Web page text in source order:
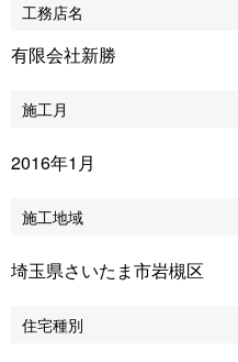
工務店名
有限会社新勝
施工月
2016年1月
施工地域
埼玉県さいたま市岩槻区
住宅種別